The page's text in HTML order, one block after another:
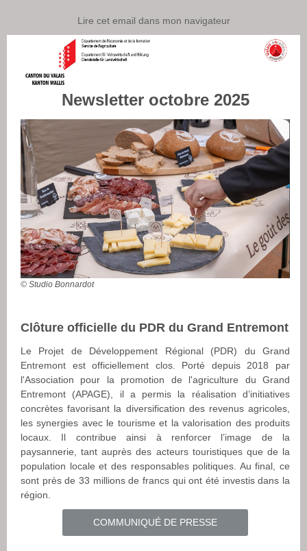
Lire cet email dans mon navigateur
Newsletter octobre 2025
© Studio Bonnardot
Clôture officielle du PDR du Grand Entremont
Le Projet de Développement Régional (PDR) du Grand
Entremont est officiellement clos. Porté depuis 2018 par
l'Association pour la promotion de l'agriculture du Grand
Entremont (APAGE), il a permis la réalisation d’initiatives
concrètes favorisant la diversification des revenus agricoles,
les synergies avec le tourisme et la valorisation des produits
locaux. Il contribue ainsi à renforcer l’image de la
paysannerie, tant auprès des acteurs touristiques que de la
population locale et des responsables politiques. Au final, ce
sont près de 33 millions de francs qui ont été investis dans la
région.
COMMUNIQUÉ DE PRESSE